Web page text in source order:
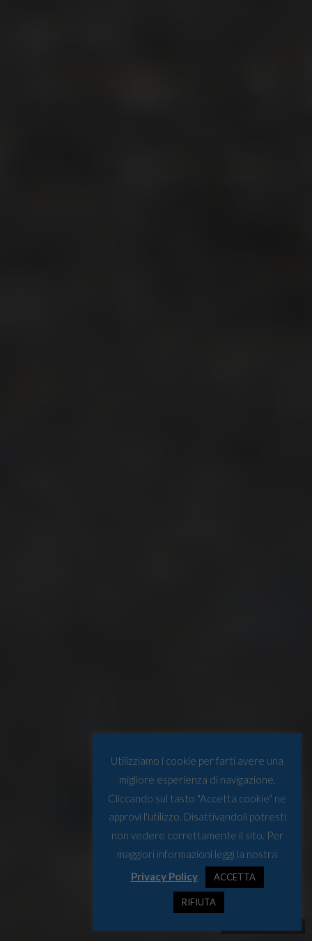
Utilizziamo i cookie per farti avere una
migliore esperienza di navigazione.
Cliccando sul tasto "Accetta cookie" ne
approvi l'utilizzo. Disattivandoli potresti
non vedere correttamente il sito. Per
maggiori informazioni leggi la nostra
Privacy Policy. ACCETTA
RIFIUTA